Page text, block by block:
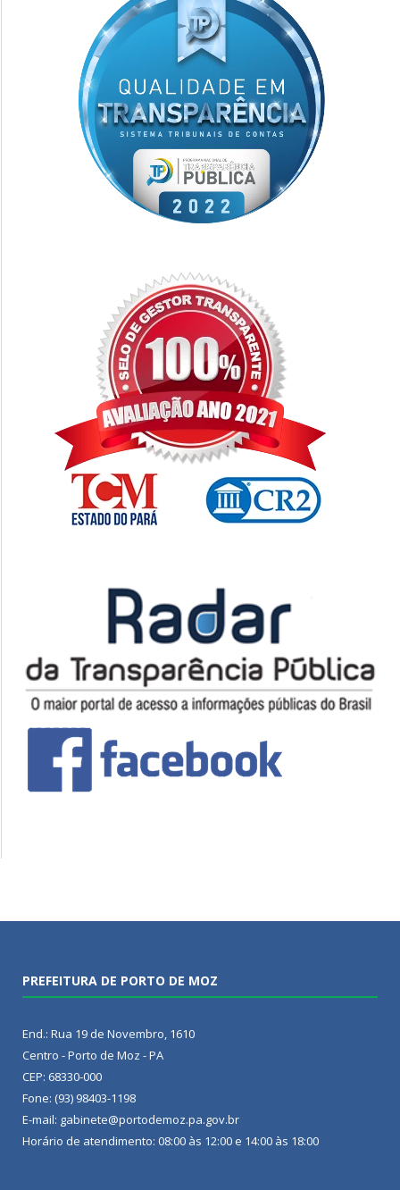
PREFEITURA DE PORTO DE MOZ
End.: Rua 19 de Novembro, 1610
Centro - Porto de Moz - PA
CEP: 68330-000
Fone: (93) 98403-1198
E-mail: gabinete@portodemoz.pa.gov.br
Horário de atendimento: 08:00 às 12:00 e 14:00 às 18:00